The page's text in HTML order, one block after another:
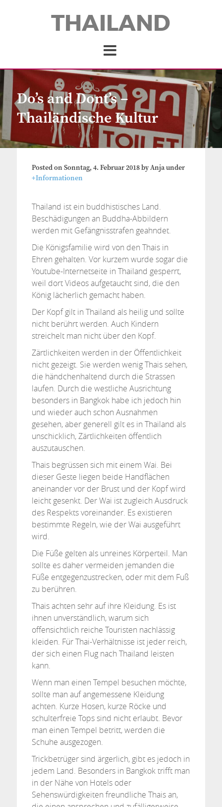
THAILAND
Do’s and Dont’s –
Thailändische Kultur
Posted on Sonntag, 4. Februar 2018byAnjaunder
+Informationen
Thailand ist ein buddhistisches Land.
Beschädigungen an Buddha-Abbildern
werden mit Gefängnisstrafen geahndet.
Die Königsfamilie wird von den Thais in
Ehren gehalten. Vor kurzem wurde sogar die
Youtube-Internetseite in Thailand gesperrt,
weil dort Videos aufgetaucht sind, die den
König lächerlich gemacht haben.
Der Kopf gilt in Thailand als heilig und sollte
nicht berührt werden. Auch Kindern
streichelt man nicht über den Kopf.
Zärtlichkeiten werden in der Öffentlichkeit
nicht gezeigt. Sie werden wenig Thais sehen,
die händchenhaltend durch die Strassen
laufen. Durch die westliche Ausrichtung
besonders in Bangkok habe ich jedoch hin
und wieder auch schon Ausnahmen
gesehen, aber generell gilt es in Thailand als
unschicklich, Zärtlichkeiten öffentlich
auszutauschen.
Thais begrüssen sich mit einem Wai. Bei
dieser Geste liegen beide Handflächen
aneinander vor der Brust und der Kopf wird
leicht gesenkt. Der Wai ist zugleich Ausdruck
des Respekts voreinander. Es existieren
bestimmte Regeln, wie der Wai ausgeführt
wird.
Die Füße gelten als unreines Körperteil. Man
sollte es daher vermeiden jemanden die
Füße entgegenzustrecken, oder mit dem Fuß
zu berühren.
Thais achten sehr auf ihre Kleidung. Es ist
ihnen unverständlich, warum sich
offensichtlich reiche Touristen nachlässig
kleiden. Für Thai-Verhältnisse ist jeder reich,
der sich einen Flug nach Thailand leisten
kann.
Wenn man einen Tempel besuchen möchte,
sollte man auf angemessene Kleidung
achten. Kurze Hosen, kurze Röcke und
schulterfreie Tops sind nicht erlaubt. Bevor
man einen Tempel betritt, werden die
Schuhe ausgezogen.
Trickbetrüger sind ärgerlich, gibt es jedoch in
jedem Land. Besonders in Bangkok trifft man
in der Nähe von Hotels oder
Sehenswürdigkeiten freundliche Thais an,